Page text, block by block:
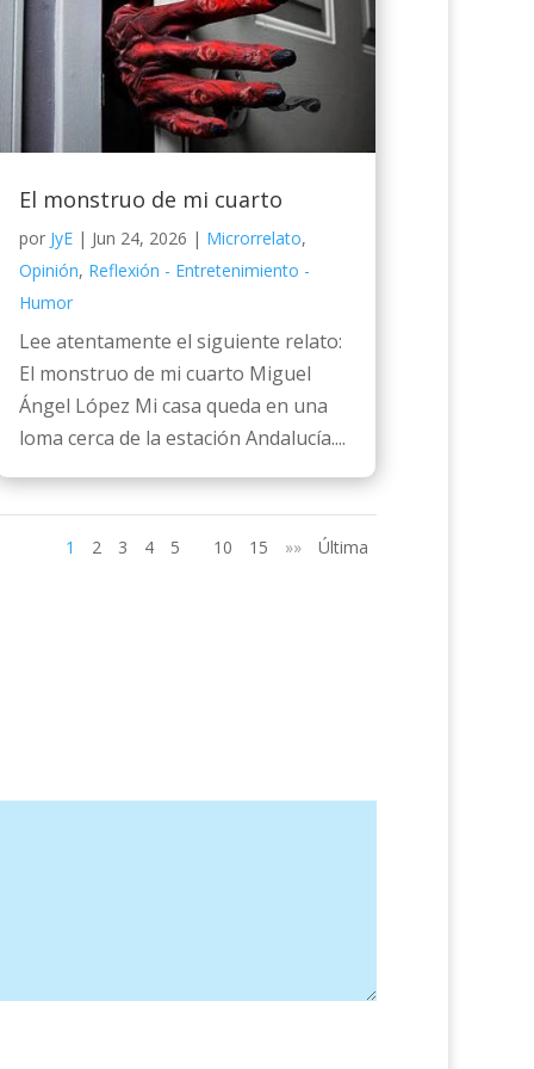
El monstruo de mi cuarto
por JyE| Jun 24, 2026 | Microrrelato,
Opinión, Reflexión - Entretenimiento -
Humor
Lee atentamente el siguiente relato:
El monstruo de mi cuarto Miguel
Ángel López Mi casa queda en una
loma cerca de la estación Andalucía....
1 2 3 4 5 10 15 »» Última